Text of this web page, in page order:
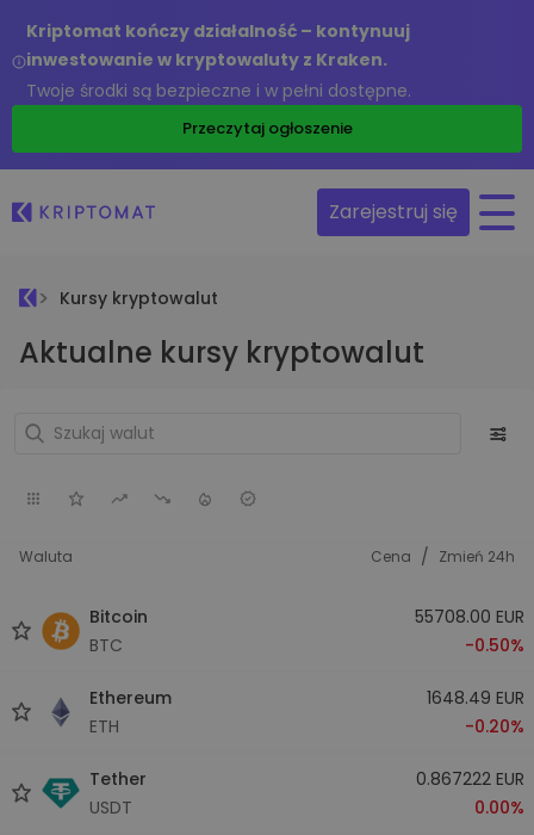
Kriptomat kończy działalność – kontynuuj
inwestowanie w kryptowaluty z Kraken.
Twoje środki są bezpieczne i w pełni dostępne.
Przeczytaj ogłoszenie
Zarejestruj się
Kursy kryptowalut
Aktualne kursy kryptowalut
Waluta Cena / Zmień 24h
Bitcoin
BTC
55708.00 EUR
-0.50%
Ethereum
ETH
1648.49 EUR
-0.20%
Tether
USDT
0.867222 EUR
0.00%